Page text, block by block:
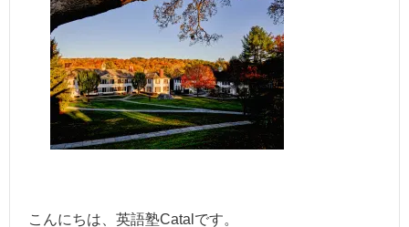
こんにちは、英語塾Catalです。